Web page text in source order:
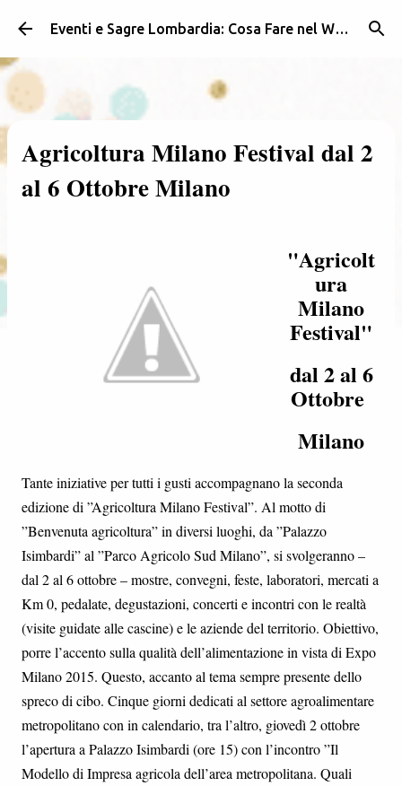
Passa ai contenuti principali Eventi e Sagre Lombardia: Cosa Fare nel Weekend | Weekendidea
Agricoltura Milano Festival dal 2
al 6 Ottobre Milano
"Agricolt
ura
Milano
Festival"
dal 2 al 6
Ottobre
Milano
Tante iniziative per tutti i gusti accompagnano la seconda
edizione di ”Agricoltura Milano Festival”. Al motto di
”Benvenuta agricoltura” in diversi luoghi, da ”Palazzo
Isimbardi” al ”Parco Agricolo Sud Milano”, si svolgeranno –
dal 2 al 6 ottobre – mostre, convegni, feste, laboratori, mercati a
Km 0, pedalate, degustazioni, concerti e incontri con le realtà
(visite guidate alle cascine) e le aziende del territorio. Obiettivo,
porre l’accento sulla qualità dell’alimentazione in vista di Expo
Milano 2015. Questo, accanto al tema sempre presente dello
spreco di cibo. Cinque giorni dedicati al settore agroalimentare
metropolitano con in calendario, tra l’altro, giovedì 2 ottobre
l’apertura a Palazzo Isimbardi (ore 15) con l’incontro ”Il
Modello di Impresa agricola dell’area metropolitana. Quali